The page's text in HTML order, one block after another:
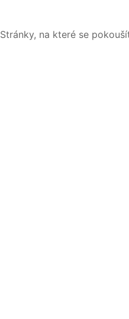
Stránky, na které se